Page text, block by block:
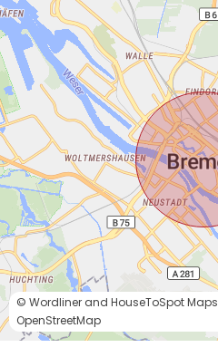
© Wordliner and HouseToSpot Maps
OpenStreetMap